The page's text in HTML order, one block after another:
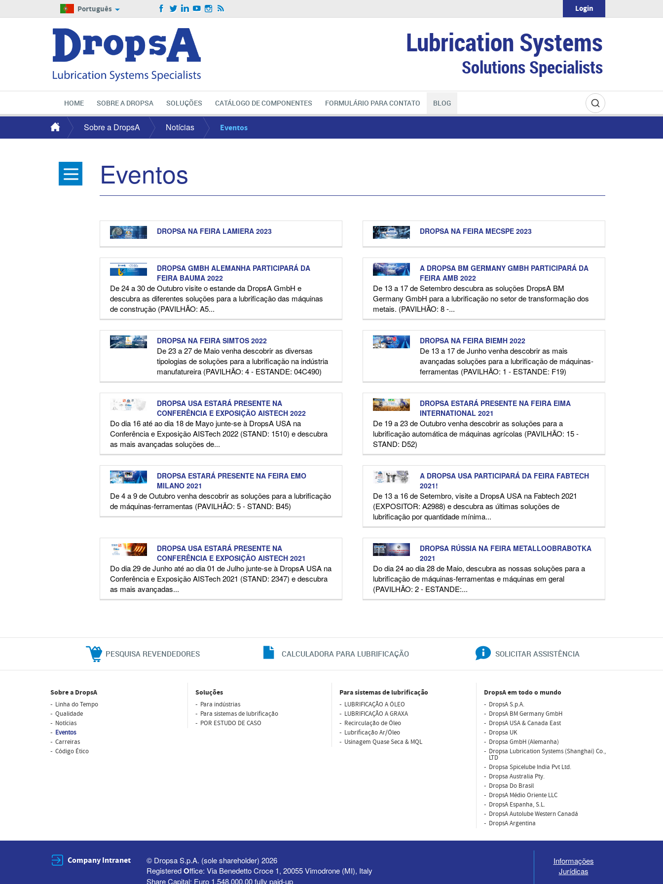
Lubrication Systems
Solutions Specialists
Português Login
HOME SOBRE A DROPSA SOLUÇÕES CATÁLOGO DE COMPONENTES FORMULÁRIO PARA CONTATO BLOG
Sobre a DropsA Notícias Eventos
Eventos
DROPSA NA FEIRA LAMIERA 2023 DROPSA NA FEIRA MECSPE 2023
DROPSA GMBH ALEMANHA PARTICIPARÁ DA
FEIRA BAUMA 2022
De 24 a 30 de Outubro visite o estande da DropsA GmbH e
descubra as diferentes soluções para a lubrificação das máquinas
de construção (PAVILHÃO: A5...
A DROPSA BM GERMANY GMBH PARTICIPARÁ DA
FEIRA AMB 2022
De 13 a 17 de Setembro descubra as soluções DropsA BM
Germany GmbH para a lubrificação no setor de transformação dos
metais. (PAVILHÃO: 8 -...
DROPSA NA FEIRA SIMTOS 2022
De 23 a 27 de Maio venha descobrir as diversas
tipologias de soluções para a lubrificação na indústria
manufatureira (PAVILHÃO: 4 - ESTANDE: 04C490)
DROPSA NA FEIRA BIEMH 2022
De 13 a 17 de Junho venha descobrir as mais
avançadas soluções para a lubrificação de máquinas-
ferramentas (PAVILHÃO: 1 - ESTANDE: F19)
DROPSA USA ESTARÁ PRESENTE NA
CONFERÊNCIA E EXPOSIÇÃO AISTECH 2022
Do dia 16 até ao dia 18 de Mayo junte-se à DropsA USA na
Conferência e Exposição AISTech 2022 (STAND: 1510) e descubra
as mais avançadas soluções de...
DROPSA ESTARÁ PRESENTE NA FEIRA EIMA
INTERNATIONAL 2021
De 19 a 23 de Outubro venha descobrir as soluções para a
lubrificação automática de máquinas agrícolas (PAVILHÃO: 15 -
STAND: D52)
DROPSA ESTARÁ PRESENTE NA FEIRA EMO
MILANO 2021
De 4 a 9 de Outubro venha descobrir as soluções para a lubrificação
de máquinas-ferramentas (PAVILHÃO: 5 - STAND: B45)
A DROPSA USA PARTICIPARÁ DA FEIRA FABTECH
2021!
De 13 a 16 de Setembro, visite a DropsA USA na Fabtech 2021
(EXPOSITOR: A2988) e descubra as últimas soluções de
lubrificação por quantidade mínima...
DROPSA USA ESTARÁ PRESENTE NA
CONFERÊNCIA E EXPOSIÇÃO AISTECH 2021
Do dia 29 de Junho até ao dia 01 de Julho junte-se à DropsA USA na
Conferência e Exposição AISTech 2021 (STAND: 2347) e descubra
as mais avançadas...
DROPSA RÚSSIA NA FEIRA METALLOOBRABOTKA
2021
Do dia 24 ao dia 28 de Maio, descubra as nossas soluções para a
lubrificação de máquinas-ferramentas e máquinas em geral
(PAVILHÃO: 2 - ESTANDE:...
PESQUISA REVENDEDORES CALCULADORA PARA LUBRIFICAÇÃO SOLICITAR ASSISTÊNCIA
Sobre a DropsA
Linha do Tempo
Qualidade
Notícias
Eventos
Carreiras
Código Ético
Soluções
Para indústrias
Para sistemas de lubrificação
POR ESTUDO DE CASO
Para sistemas de lubrificação
LUBRIFICAÇÃO A ÓLEO
LUBRIFICAÇÃO A GRAXA
Recirculação de Óleo
Lubriﬁcação Ar/Óleo
Usinagem Quase Seca & MQL
DropsA em todo o mundo
DropsA S.p.A.
DropsA BM Germany GmbH
DropsA USA & Canada East
Dropsa UK
Dropsa GmbH (Alemanha)
Dropsa Lubrication Systems (Shanghai) Co.,
LTD
Dropsa Spicelube India Pvt Ltd.
Dropsa Australia Pty.
Dropsa Do Brasil
DropsA Médio Oriente LLC
DropsA Espanha, S.L.
DropsA Autolube Western Canadá
DropsA Argentina
Company Intranet
© Dropsa S.p.A. (sole shareholder) 2026
RegisteredOffice: Via Benedetto Croce 1, 20055 Vimodrone (MI), Italy
Share Capital: Euro 1,548,000.00 fully paid-up
Informações
Jurídicas